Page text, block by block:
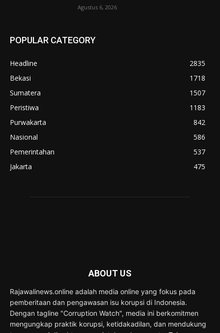
Agustus 6, 2026
POPULAR CATEGORY
Headline
2835
Bekasi
1718
Sumatera
1507
Peristiwa
1183
Purwakarta
842
Nasional
586
Pemerintahan
537
Jakarta
475
ABOUT US
Rajawalinews.online adalah media online yang fokus pada
pemberitaan dan pengawasan isu korupsi di Indonesia.
Dengan tagline "Corruption Watch", media ini berkomitmen
mengungkap praktik korupsi, ketidakadilan, dan mendukung